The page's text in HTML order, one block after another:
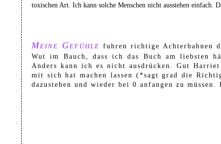
toxischen Art. Ich kann solche Menschen nicht ausstehen einfach.
Meine Gefühle fuhren richtige Achterbahnen
Wut im Bauch, dass ich das Buch am liebsten
Anders kann ich es nicht ausdrücken. Gut
mit sich hat machen lassen (*sagt grad die
dazustehen und wieder bei 0 anfangen zu